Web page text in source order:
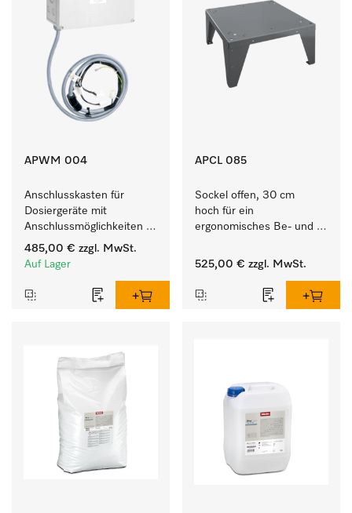
APWM 004
Anschlusskasten für
Dosiergeräte mit
Anschlussmöglichkeiten
für maximal 6
Dosierpumpen.
485,00 € zzgl. MwSt.
Auf Lager
APCL 085
Sockel offen, 30 cm
hoch für ein
ergonomisches Be- und
Waschmaschine und
525,00 € zzgl. MwSt.